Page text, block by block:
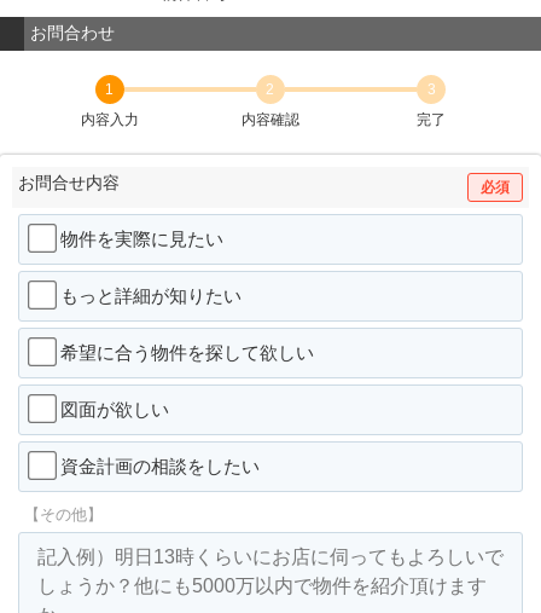
お問合わせ
1
内容入力
2
内容確認
3
完了
お問合せ内容 必須
物件を実際に見たい
もっと詳細が知りたい
希望に合う物件を探して欲しい
図面が欲しい
資金計画の相談をしたい
【その他】